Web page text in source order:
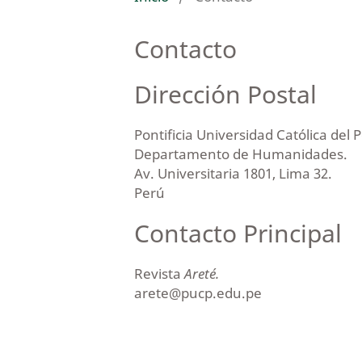
Contacto
Dirección Postal
Pontificia Universidad Católica del
Departamento de Humanidades.
Av. Universitaria 1801, Lima 32.
Perú
Contacto Principal
RevistaAreté.
arete@pucp.edu.pe